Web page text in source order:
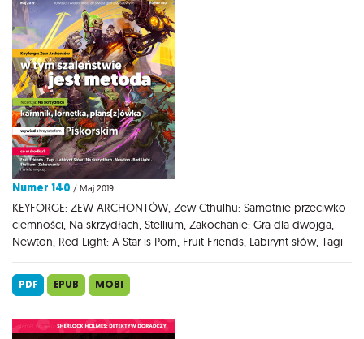
Numer 140 / Maj 2019
KEYFORGE: ZEW ARCHONTÓW, Zew Cthulhu: Samotnie przeciwko
ciemności, Na skrzydłach, Stellium, Zakochanie: Gra dla dwojga,
Newton, Red Light: A Star is Porn, Fruit Friends, Labirynt słów, Tagi
PDF EPUB MOBI